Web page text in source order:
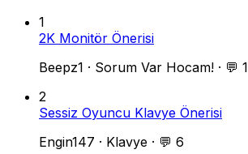
1
2K Monitör Önerisi
Beepz1 · Sorum Var Hocam! · 💬 1
2
Sessiz Oyuncu Klavye Önerisi
Engin147 · Klavye · 💬 6